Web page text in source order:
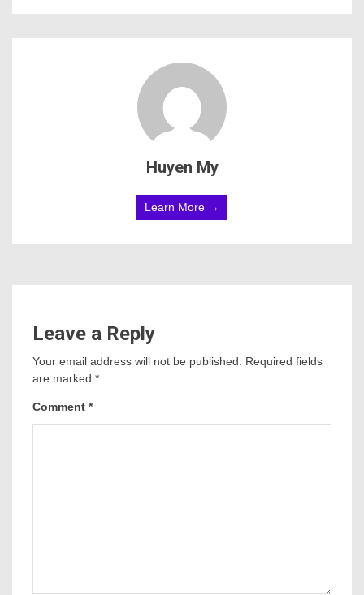
Huyen My
Learn More →
Leave a Reply
Your email address will not be published. Required fields
are marked *
Comment *